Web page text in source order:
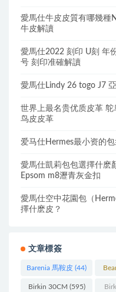
愛馬仕牛皮皮質有哪幾種
牛皮解讀
愛馬仕2022 刻印 U刻 年
号 刻印准確解讀
愛馬仕Lindy 26 togo J7
世界上最名贵优质皮革
鸟皮皮革
爱马仕Hermes最小资的
愛馬仕凱莉包包選擇什麽
Epsom m8瀝青灰金扣
愛馬仕空中花園包（
擇什麽皮？
文章標簽
Barenia 馬鞍皮 (44)
Birkin 30CM (595)